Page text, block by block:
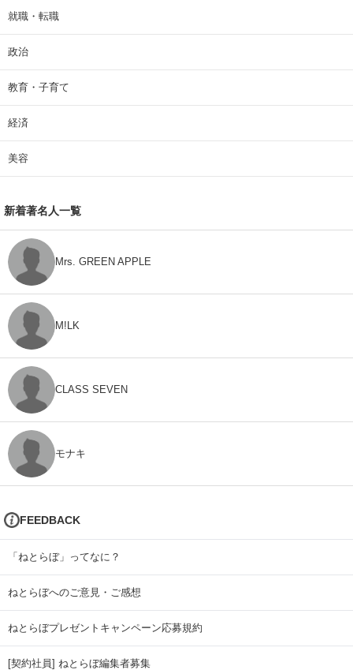
就職・転職
政治
教育・子育て
経済
美容
新着著名人一覧
Mrs. GREEN APPLE
M!LK
CLASS SEVEN
モナキ
FEEDBACK
「ねとらぼ」ってなに？
ねとらぼへのご意見・ご感想
ねとらぼプレゼントキャンペーン応募規約
[契約社員] ねとらぼ編集者募集